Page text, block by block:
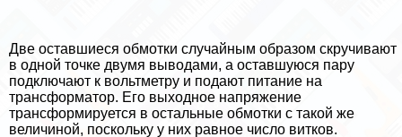
Две оставшиеся обмотки случайным образом скручивают
в одной точке двумя выводами, а оставшуюся пару
подключают к вольтметру и подают питание на
трaнcформатор. Его выходное напряжение
трaнcформируется в остальные обмотки с такой же
величиной, поскольку у них равное число витков.